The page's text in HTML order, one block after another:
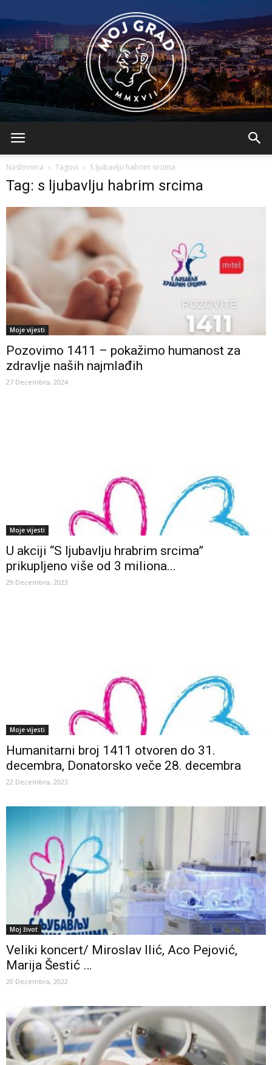
Naslovnica Tagovi S ljubavlju habrim srcima
Tag: s ljubavlju habrim srcima
Moje vijesti
Pozovimo 1411 – pokažimo humanost za
zdravlje naših najmlađih
27 Decembra, 2024
Moje vijesti
U akciji “S ljubavlju hrabrim srcima”
prikupljeno više od 3 miliona...
29 Decembra, 2023
Moje vijesti
Humanitarni broj 1411 otvoren do 31.
decembra, Donatorsko veče 28. decembra
22 Decembra, 2023
Moj život
Veliki koncert/ Miroslav Ilić, Aco Pejović,
Marija Šestić …
20 Decembra, 2022